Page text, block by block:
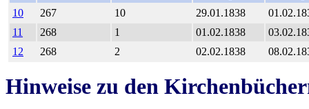
10
267 10 29.01.1838
11
268 1 01.02.1838
12
268 2 02.02.1838
Hinweise zu den